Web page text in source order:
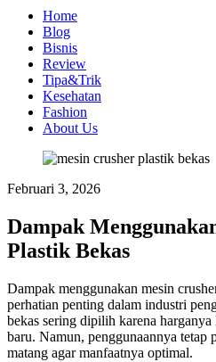
Home
Blog
Bisnis
Review
Tipa&Trik
Kesehatan
Fashion
About Us
Februari 3, 2026
Dampak
Plastik Bekas
Dampak menggunakan mesin
perhatian penting dalam industri
bekas sering dipilih karena
baru. Namun, penggunaannya tetap
matang agar manfaatnya optimal.